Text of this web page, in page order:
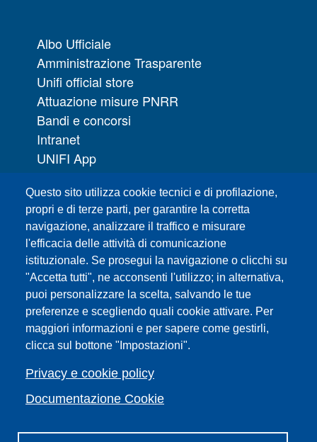
Questo sito utilizza cookie tecnici e di profilazione,
propri e di terze parti, per garantire la corretta
navigazione, analizzare il traffico e misurare
l'efficacia delle attività di comunicazione
istituzionale. Se prosegui la navigazione o clicchi su
"Accetta tutti", ne acconsenti l'utilizzo; in alternativa,
puoi personalizzare la scelta, salvando le tue
preferenze e scegliendo quali cookie attivare. Per
maggiori informazioni e per sapere come gestirli,
clicca sul bottone "Impostazioni".
Privacy e cookie policy
Documentazione Cookie
Albo Ufficiale
Amministrazione Trasparente
Unifi official store
Attuazione misure PNRR
Bandi e concorsi
Intranet
UNIFI App
URP | Ufficio Relazioni con il Pubblico
Sedi
Mappa del sito
Webmaster e redazione web
Elenco dei siti tematici
Accessibilità
Feed RSS
Note legali del sito
Privacy policy
Cambia idea sui cookie